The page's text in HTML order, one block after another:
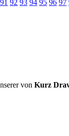
91 92 93 94 95 96 97
von Kurz